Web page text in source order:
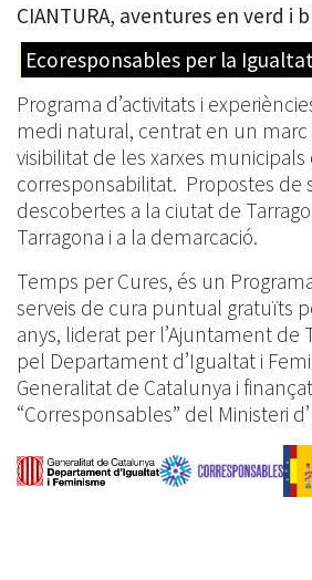
CIANTURA, aventures en verd i
Ecoresponsables per la
Programa d’activitats i
medi natural, centrat en un marc
visibilitat de les xarxes
corresponsabilitat. Propostes de
descobertes a la ciutat de
Tarragona i a la demarcació.
Temps per Cures, és un
serveis de cura puntual gratuïts
anys, liderat per l’Ajuntament de
pel Departament d’Igualtat i
Generalitat de Catalunya i
“Corresponsables” del Ministeri